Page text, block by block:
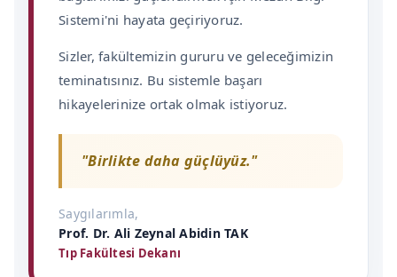
Sistemi'ni hayata geçiriyoruz.
Sizler, fakültemizin gururu ve geleceğimizin
teminatısınız. Bu sistemle başarı
hikayelerinize ortak olmak istiyoruz.
"Birlikte daha güçlüyüz."
Saygılarımla,
Prof. Dr. Ali Zeynal Abidin TAK
Tıp Fakültesi Dekanı